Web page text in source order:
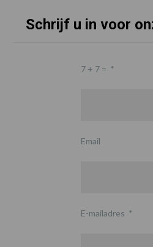
Schrijf u in voor
7 + 7 = *
Email
E-mailadres *